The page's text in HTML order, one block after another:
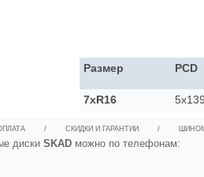
Размер PCD
7xR16
/ СКИДКИ И ГАРАНТИИ /
диски SKAD можно по телефонам: